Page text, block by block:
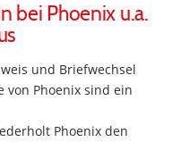
bei Phoenix u.a.
und Briefwechsel
von Phoenix sind ein
Phoenix den